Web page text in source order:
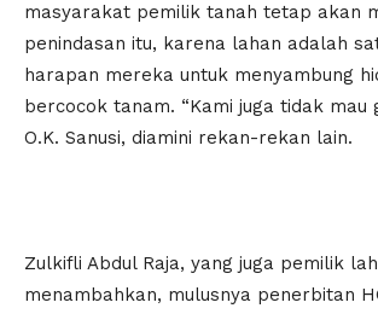
masyarakat pemilik tanah tetap akan
penindasan itu, karena lahan adalah
harapan mereka untuk menyambung
bercocok tanam. “Kami juga tidak mau
O.K. Sanusi, diamini rekan-rekan lain.
Zulkifli Abdul Raja, yang juga pemilik
menambahkan, mulusnya penerbitan